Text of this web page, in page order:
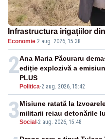
Infrastructura irigațiilor
Economie·2 aug. 2026, 15:38
2
Politica-2 aug. 2026, 15:42
Ana Maria Păcuraru
ediție explozivă a
PLUS
3Social -2 aug. 2026, 15:48
Misiune ratată la
militarii reiau detonările